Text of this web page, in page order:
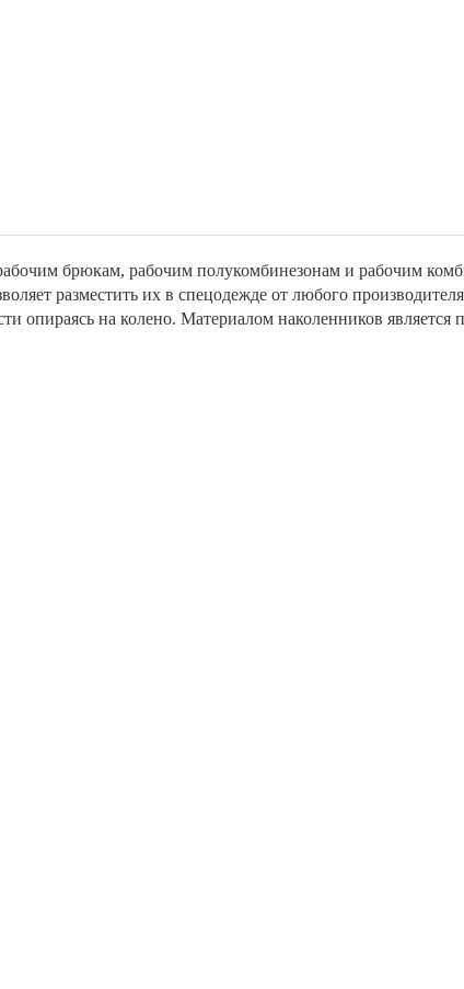
брюкам, рабочим полукомбинезонам и рабочим
разместить их в спецодежде от любого
опираясь на колено. Материалом наколенников является